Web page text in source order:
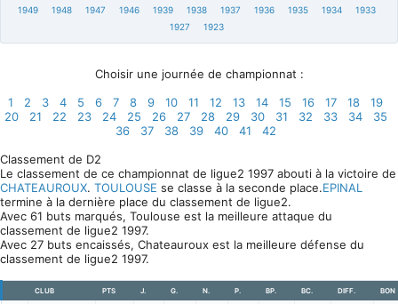
1949
1948 1947 1946 1939 1938 1937 1936 1935 1934
1933
1927
1923
Choisir une journée de championnat :
1
2 3 4 5 6 7 8 9 10 11 12 13 14 15 16 17 18
19
20
21 22 23 24 25 26 27 28 29 30 31 32 33 34
35
36
37 38 39 40 41
42
Classement de D2
Le classement de ce championnat de ligue2 1997 abouti à la victoire de
CHATEAUROUX. TOULOUSE se classe à la seconde place.EPINAL
termine à la dernière place du classement de ligue2.
Avec 61 buts marqués, Toulouse est la meilleure attaque du
classement de ligue2 1997.
Avec 27 buts encaissés, Chateauroux est la meilleure défense du
classement de ligue2 1997.
CLUB PTS J. G. N. P. BP. BC. DIFF. BON